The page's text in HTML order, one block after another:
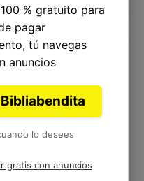
Reflexión
Espiritual
nuestras vidas,
% gratuito para
pagar
tú navegas
anuncios
lo desees
gratis con anuncios